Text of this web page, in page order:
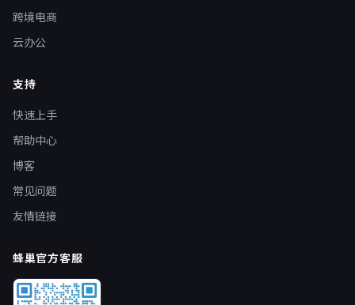
跨境电商
云办公
支持
快速上手
帮助中心
博客
常见问题
友情链接
蜂巢官方客服